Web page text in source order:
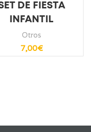
DE FIESTA
INFANTIL
Otros
7,00€